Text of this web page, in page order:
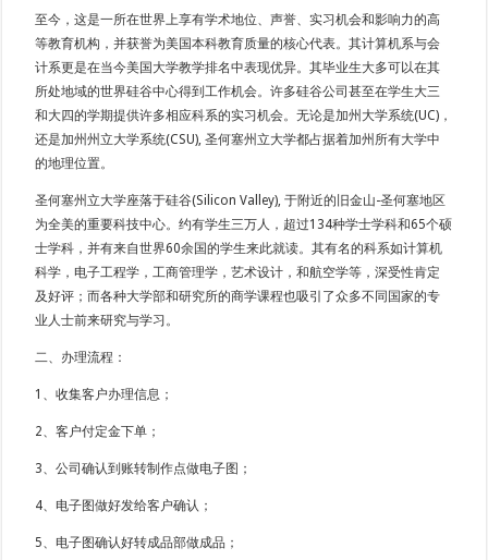
至今，这是一所在世界上享有学术地位、声誉、实习机会和影响力的高
等教育机构，并获誉为美国本科教育质量的核心代表。其计算机系与会
计系更是在当今美国大学教学排名中表现优异。其毕业生大多可以在其
所处地域的世界硅谷中心得到工作机会。许多硅谷公司甚至在学生大三
和大四的学期提供许多相应科系的实习机会。无论是加州大学系统(UC)，
还是加州州立大学系统(CSU), 圣何塞州立大学都占据着加州所有大学中
的地理位置。
圣何塞州立大学座落于硅谷(Silicon Valley), 于附近的旧金山-圣何塞地区
为全美的重要科技中心。约有学生三万人，超过134种学士学科和65个硕
士学科，并有来自世界60余国的学生来此就读。其有名的科系如计算机
科学，电子工程学，工商管理学，艺术设计，和航空学等，深受性肯定
及好评；而各种大学部和研究所的商学课程也吸引了众多不同国家的专
业人士前来研究与学习。
二、办理流程：
1、收集客户办理信息；
2、客户付定金下单；
3、公司确认到账转制作点做电子图；
4、电子图做好发给客户确认；
5、电子图确认好转成品部做成品；